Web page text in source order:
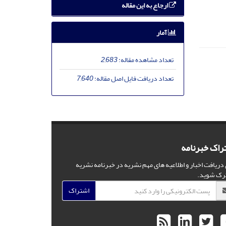
ارجاع به این مقاله
آمار
تعداد مشاهده مقاله:2,683
تعداد دریافت فایل اصل مقاله:7,640
خبرنامه
دریافت اخبار و اطلاعیه های مهم نشریه در خبرنامه نشریه
شوید.
اشتراک